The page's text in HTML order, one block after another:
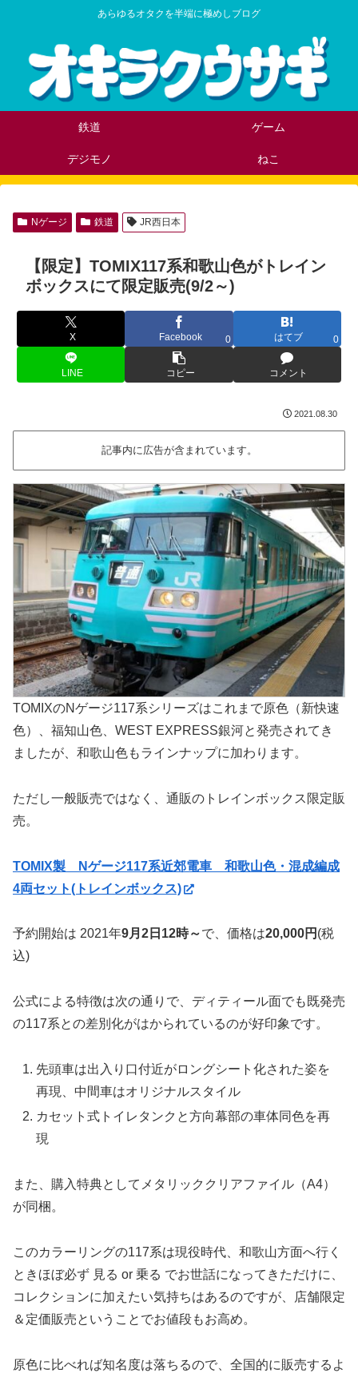
あらゆるオタクを半端に極めしブログ
鉄道 ゲーム
デジモノ ねこ
Nゲージ 鉄道 JR西日本
【限定】TOMIX117系和歌山色がトレイン
ボックスにて限定販売(9/2～)
X Facebook 0 はてブ 0
LINE コピー コメント
2021.08.30
記事内に広告が含まれています。
TOMIXのNゲージ117系シリーズはこれまで原色（新快速
色）、福知山色、WEST EXPRESS銀河と発売されてき
ましたが、和歌山色もラインナップに加わります。
ただし一般販売ではなく、通販のトレインボックス限定販
売。
TOMIX製 Nゲージ117系近郊電車 和歌山色・混成編成
4両セット(トレインボックス)
予約開始は 2021年9月2日12時～で、価格は20,000円 (税
込)
公式による特徴は次の通りで、ディティール面でも既発売
の117系との差別化がはかられているのが好印象です。
先頭車は出入り口付近がロングシート化された姿を
再現、中間車はオリジナルスタイル
カセット式トイレタンクと方向幕部の車体同色を再
現
また、購入特典としてメタリッククリアファイル（A4）
が同梱。
このカラーリングの117系は現役時代、和歌山方面へ行く
ときほぼ必ず 見る or 乗る でお世話になってきただけに、
コレクションに加えたい気持ちはあるのですが、店舗限定
＆定価販売ということでお値段もお高め。
原色に比べれば知名度は落ちるので、全国的に販売するよ